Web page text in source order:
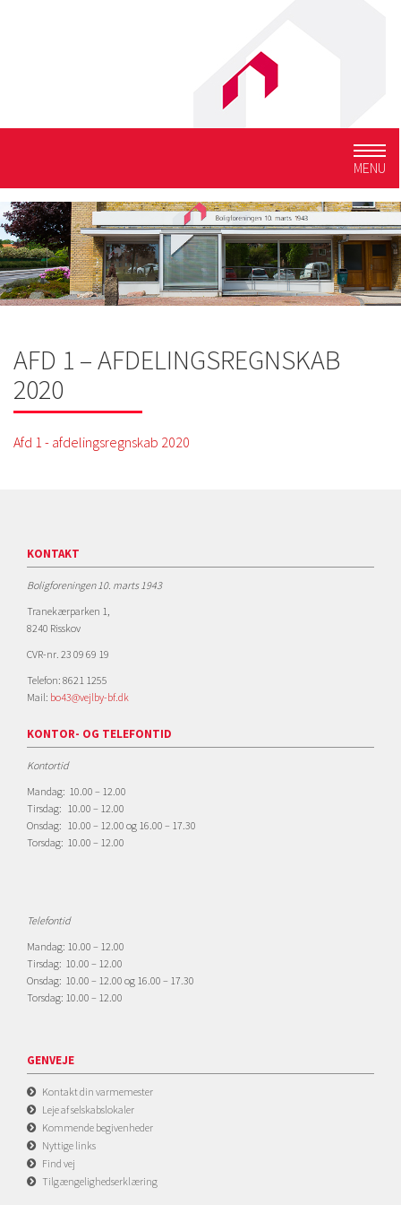
MENU
AFD 1 – AFDELINGSREGNSKAB
2020
Afd 1 - afdelingsregnskab 2020
KONTAKT
Boligforeningen 10. marts 1943
Tranekærparken 1,
8240 Risskov
CVR-nr. 23 09 69 19
Telefon: 8621 1255
Mail: bo43@vejlby-bf.dk
KONTOR- OG TELEFONTID
Kontortid
Mandag: 10.00 – 12.00
Tirsdag: 10.00 – 12.00
Onsdag: 10.00 – 12.00 og 16.00 – 17.30
Torsdag: 10.00 – 12.00
Telefontid
Mandag: 10.00 – 12.00
Tirsdag: 10.00 – 12.00
Onsdag: 10.00 – 12.00 og 16.00 – 17.30
Torsdag: 10.00 – 12.00
GENVEJE
Kontakt din varmemester
Leje af selskabslokaler
Kommende begivenheder
Nyttige links
Find vej
Tilgængelighedserklæring